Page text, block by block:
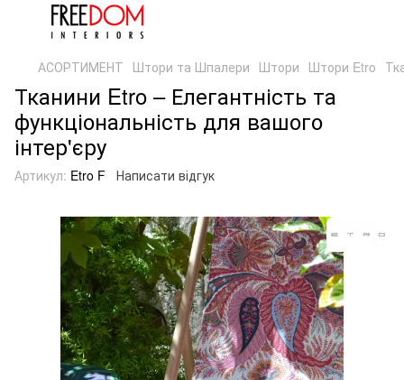
АСОРТИМЕНТ Штори та Шпалери Штори Штори Etro
Тканини Etro – Елегантність та
функціональність для вашого
інтер'єру
Артикул: Etro F Написати відгук